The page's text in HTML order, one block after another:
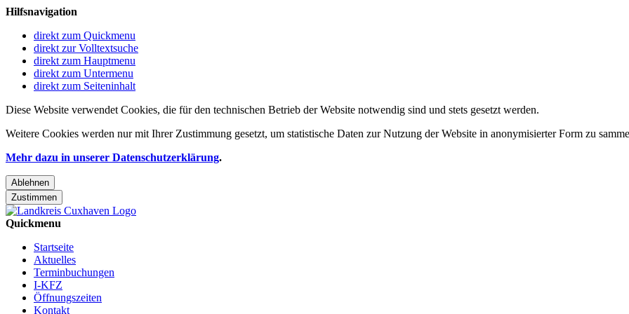
Hilfsnavigation
direkt zum Quickmenu
direkt zur Volltextsuche
direkt zum Hauptmenu
direkt zum Untermenu
direkt zum Seiteninhalt
Diese Website verwendet Cookies, die für den technischen Betrieb der Website notwendig sind und stets gesetzt werden.
Weitere Cookies werden nur mit Ihrer Zustimmung gesetzt, um statistische Daten zur Nutzung der Website in anonymisierter Form zu
Mehr dazu in unserer Datenschutzerklärung.
Ablehnen
Zustimmen
Quickmenu
Startseite
Aktuelles
Terminbuchungen
I-KFZ
Öffnungszeiten
Kontakt